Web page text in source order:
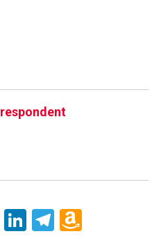
GmailLinkedIn
Telegram